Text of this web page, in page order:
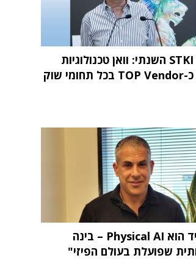
מחקר STKI השנתי: וואן טכנולוגיות
דורגה כ-TOP Vendor בכל תחומי שוק
"העתיד הוא Physical AI – בינה
שפועלת בעולם הפיזי"